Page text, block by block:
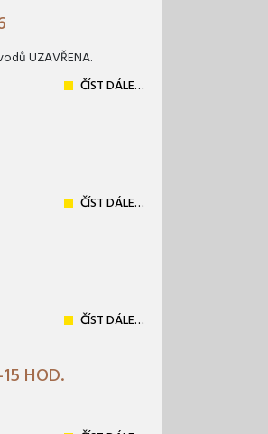
UZAVŘENA.
ČÍST DÁLE…
ČÍST DÁLE…
ČÍST DÁLE…
HOD.